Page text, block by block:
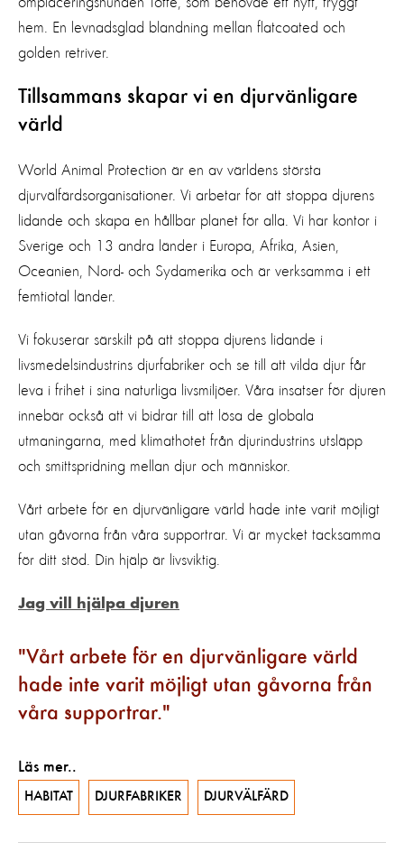
hem. En levnadsglad blandning mellan flatcoated och
golden retriver.
Tillsammans skapar vi en djurvänligare
värld
World Animal Protection är en av världens största
djurvälfärdsorganisationer. Vi arbetar för att stoppa djurens
lidande och skapa en hållbar planet för alla. Vi har kontor i
Sverige och 13 andra länder i Europa, Afrika, Asien,
Oceanien, Nord- och Sydamerika och är verksamma i ett
femtiotal länder.
Vi fokuserar särskilt på att stoppa djurens lidande i
livsmedelsindustrins djurfabriker och se till att vilda djur får
leva i frihet i sina naturliga livsmiljöer. Våra insatser för djuren
innebär också att vi bidrar till att lösa de globala
utmaningarna, med klimathotet från djurindustrins utsläpp
och smittspridning mellan djur och människor.
Vårt arbete för en djurvänligare värld hade inte varit möjligt
utan gåvorna från våra supportrar. Vi är mycket tacksamma
för ditt stöd. Din hjälp är livsviktig.
Jag vill hjälpa djuren
Vårt arbete för en djurvänligare värld
hade inte varit möjligt utan gåvorna från
våra supportrar.
Läs mer..
HABITAT DJURFABRIKER DJURVÄLFÄRD